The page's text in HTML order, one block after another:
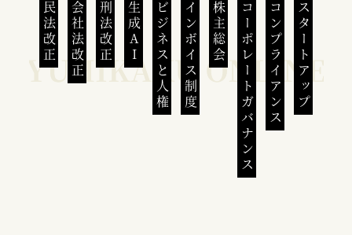
民法改正 会社法改正 刑法改正 生成AI ビジネスと人権インボイス制度 株主総会 コーポレートガバナンスコンプライアンススタートアップ